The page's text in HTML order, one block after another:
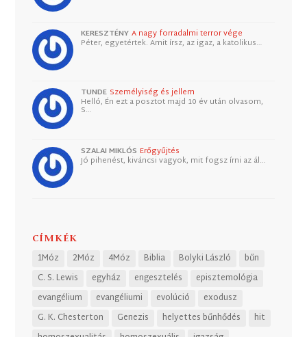
KERESZTÉNY A nagy forradalmi terror vége
Péter, egyetértek. Amit írsz, az igaz, a katolikus…
TUNDE Személyiség és jellem
Helló, Én ezt a posztot majd 10 év után olvasom,
S…
SZALAI MIKLÓS Erőgyűjtés
Jó pihenést, kiváncsi vagyok, mit fogsz írni az ál…
CÍMKÉK
1Móz 2Móz 4Móz Biblia Bolyki László
bűn
C. S. Lewis
egyház engesztelés
episztemológia
evangélium
evangéliumi evolúció
exodusz
G. K. Chesterton
Genezis helyettes bűnhődés
hit